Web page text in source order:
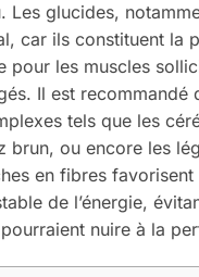
Les glucides,
car ils constituent la
pour les muscles
Il est recommandé
tels que les
brun, ou encore les
en fibres
de l’énergie,
nuire à la